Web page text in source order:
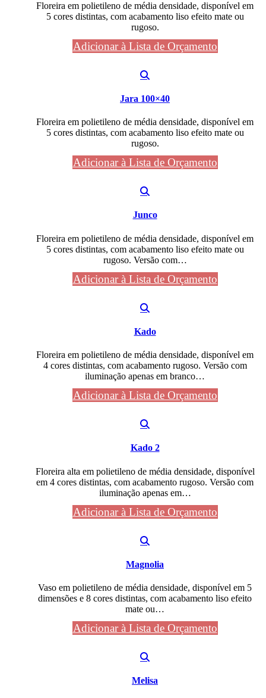
Floreira em polietileno de média densidade, disponível em
5 cores distintas, com acabamento liso efeito mate ou
rugoso.
Adicionar à Lista de Orçamento
Jara 100×40
Floreira em polietileno de média densidade, disponível em
5 cores distintas, com acabamento liso efeito mate ou
rugoso.
Adicionar à Lista de Orçamento
Junco
Floreira em polietileno de média densidade, disponível em
5 cores distintas, com acabamento liso efeito mate ou
rugoso. Versão com…
Adicionar à Lista de Orçamento
Kado
Floreira em polietileno de média densidade, disponível em
4 cores distintas, com acabamento rugoso. Versão com
iluminação apenas em branco…
Adicionar à Lista de Orçamento
Kado 2
Floreira alta em polietileno de média densidade, disponível
em 4 cores distintas, com acabamento rugoso. Versão com
iluminação apenas em…
Adicionar à Lista de Orçamento
Magnolia
Vaso em polietileno de média densidade, disponível em 5
dimensões e 8 cores distintas, com acabamento liso efeito
mate ou…
Adicionar à Lista de Orçamento
Melisa